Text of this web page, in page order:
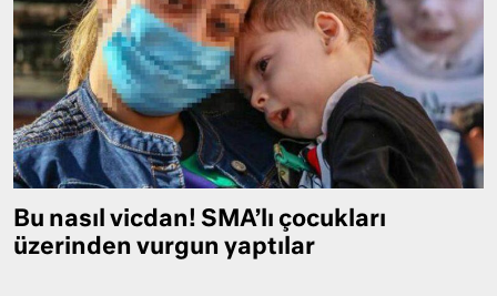
Bu nasıl vicdan! SMA’lı çocukları
üzerinden vurgun yaptılar